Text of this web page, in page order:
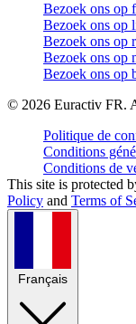
Bezoek ons op
Bezoek ons op
Bezoek ons op
Bezoek ons op
Bezoek ons op
© 2026 Euractiv FR.
Politique de
Conditions
Conditions de
This site is protected
Policy and Terms of
Français